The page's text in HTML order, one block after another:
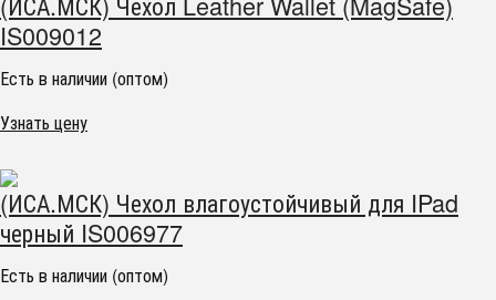
IS009012
Есть в наличии (оптом)
Узнать цену
(ИСА.МСК) Чехол влагоустойчивый для IPad
черный IS006977
Есть в наличии (оптом)